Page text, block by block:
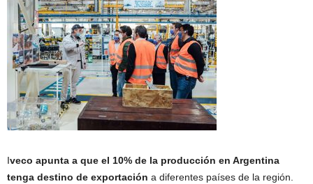
Iveco apunta a que el 10% de la producción en Argentina
tenga destino de exportación a diferentes países de la región.